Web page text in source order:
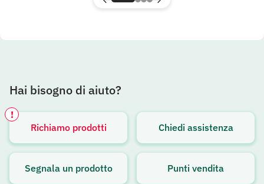
Hai bisogno di aiuto?
Richiamo prodotti
!
Avviso attivo
Chiedi assistenza
Segnala un prodotto Punti vendita